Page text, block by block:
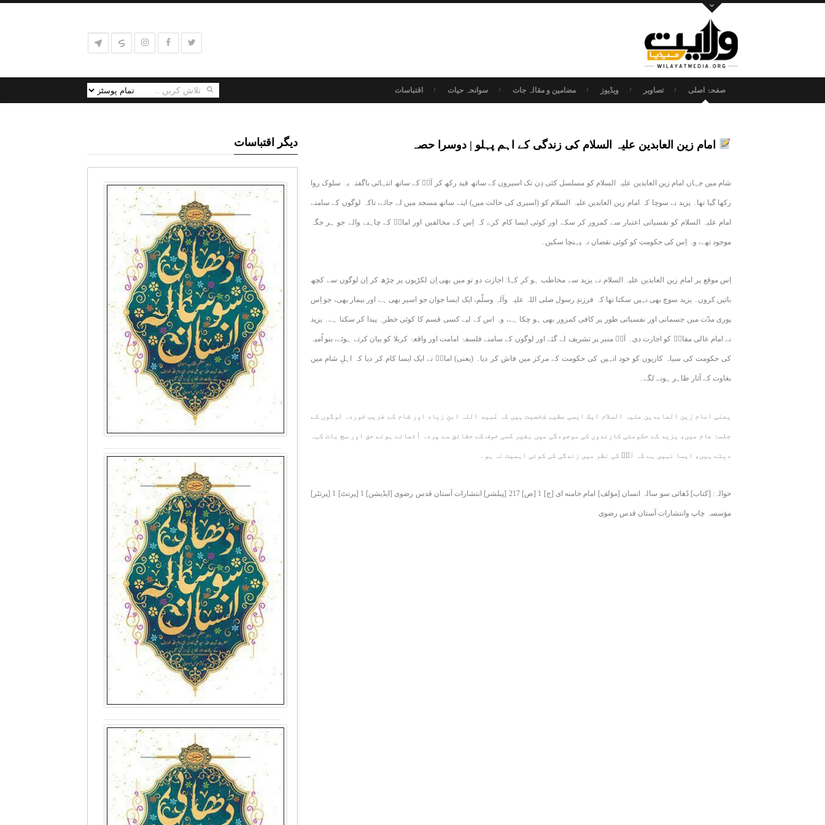
صفحۂ اصلی تصاویر ویڈیوز مضامین و مقالہ جات سوانحہ حیات اقتباسات
امام زین العابدین علیہ السلام کی زندگی کے اہم پہلو | دوسرا حصہ
شام میں جہاں امام زین العابدین علیہ السلام کو مسلسل کئی دِن تک اسیروں کے ساتھ قید رکھ کر آپؑ کے ساتھ انتہائی باگفتہ بہ سلوک روا
رکھا گیا تھا۔ یزید نے سوچا کہ امام زین العابدین علیہ السلام کو (اسیری کی حالت میں) اپنے ساتھ مسجد میں لے جائے، تاکہ لوگوں کے سامنے
امام علیہ السلام کو نفسیاتی اعتبار سے کمزور کر سکے اور کوئی ایسا کام کرے کہ اِس کے مخالفین اور امامؑ کے چاہنے والے جو ہر جگہ
موجود تھے، وہ اِس کی حکومت کو کوئی نقصان نہ پہنچا سکیں۔
اِس موقع پر امام زین العابدین علیہ السلام نے یزید سے مخاطب ہو کر کہا: اجازت دو تو میں بھی اِن لکڑیوں پر چڑھ کر اِن لوگوں سے کچھ
باتیں کروں۔ یزید سوچ بھی نہیں سکتا تھا کہ فرزندِ رسول صلی اللہ علیہ وآلہٖ وسلّم، ایک ایسا جوان جو اسیر بھی ہے اور بیمار بھی، جو اِس
پوری مدّت میں جسمانی اور نفسیاتی طور پر کافی کمزور بھی ہو چکا ہے، وہ اس کے لیے کسی قسم کا کوئی خطرہ پیدا کر سکتا ہے۔ یزید
نے امام عالی مقامؑ کو اجازت دی۔ آپؑ منبر پر تشریف لے گئے اور لوگوں کے سامنے فلسفۂ امامت اور واقعۂ کربلا کو بیان کرتے ہوئے، بنو اُمیہ
کی حکومت کی سیاہ کاریوں کو خود انہیں کی حکومت کے مرکز میں فاش کر دیا۔ (یعنی) امامؑ نے ایک ایسا کام کر دیا کہ اہلِ شام میں
بغاوت کے آثار ظاہر ہونے لگے۔
یعنی امام زین العابدین علیہ السلام ایک ایسی عظیم شخصیت ہیں کہ عُبید اللہ ابنِ زیاد اور شام کے فریب خوردہ لوگوں کے
جلسۂ عام میں، یزید کے حکومتی کارندوں کی موجودگی میں بغیر کسی خوف کے حقائق سے پردہ اُٹھاتے ہوئے حق اور سچ بات کہہ
دیتے ہیں، ایسا نہیں ہے کہ آپؑ کی نظر میں زندگی کی کوئی اہمیت نہ ہو۔
حوالہ: [کتاب] ڈھائی سو سالہ انسان [مؤلف] امام خامنه ای [ج] 1 [ص] 217 [پبلشر] انتشارات آستان قدس رضوی [ایڈیشن] 1 [ﭘﺮﻧﭧ] 1 [پرنٹر]
مؤسسہ چاپ وانتشارات آستان قدس رضوی
دیگر اقتباسات